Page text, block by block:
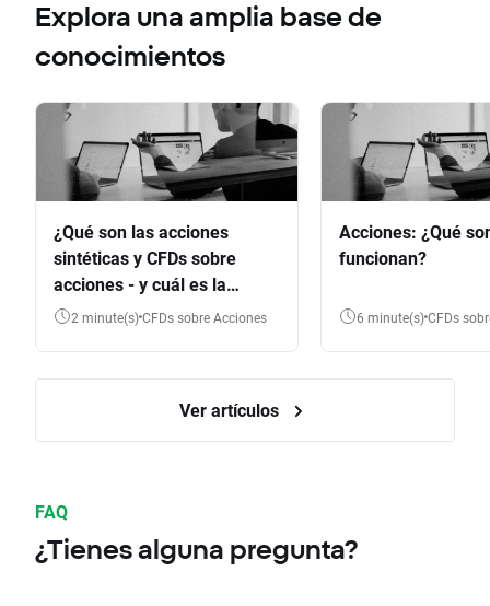
Explora una amplia base de
conocimientos
¿Qué son las acciones
sintéticas y CFDs sobre
acciones - y cuál es la
diferencia?
2 minute(s) CFDs sobre Acciones
Acciones: ¿Qué
funcionan?
6 minute(s) CFDs
Ver artículos
FAQ
¿Tienes alguna pregunta?